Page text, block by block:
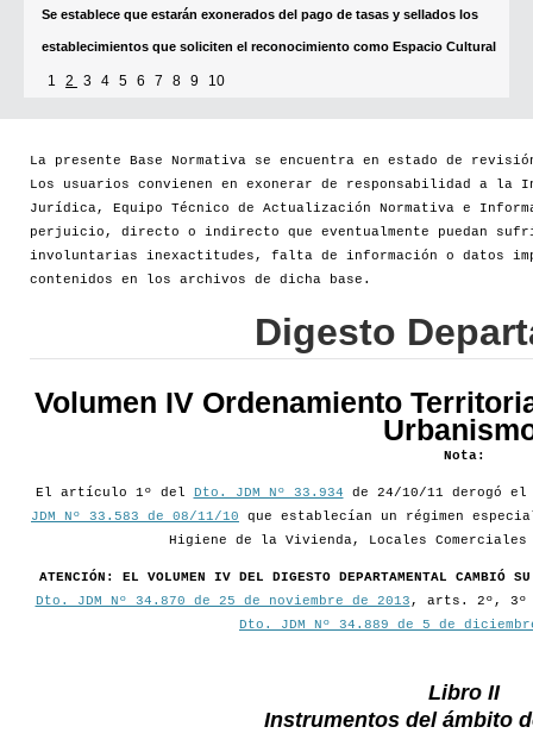
[+]
1 2 3 4 5 6 7 8 9 10
La presente Base Normativa se encuentra en estado de
Los usuarios convienen en exonerar de responsabilidad a la
Jurídica, Equipo Técnico de Actualización Normativa e
perjuicio, directo o indirecto que eventualmente puedan
involuntarias inexactitudes, falta de información o datos
contenidos en los archivos de dicha base.
Digesto
Volumen IV Ordenamiento
Nota:
El artículo 1º del Dto. JDM Nº 33.934 de 24/10/11 derogó
JDM Nº 33.583 de 08/11/10 que establecían un régimen
Higiene de la Vivienda, Locales
ATENCIÓN: EL VOLUMEN IV DEL DIGESTO DEPARTAMENTAL CAMBIÓ
Dto. JDM Nº 34.870 de 25 de noviembre de 2013 , arts. 2º, 3º
Dto. JDM Nº 34.889 de 5 de
Libro II
Instrumentos del ámbito